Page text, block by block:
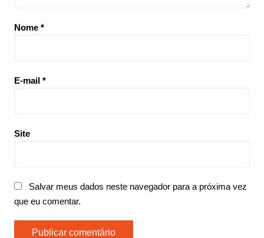
Nome *
E-mail *
Site
Salvar meus dados neste navegador para a próxima vez
que eu comentar.